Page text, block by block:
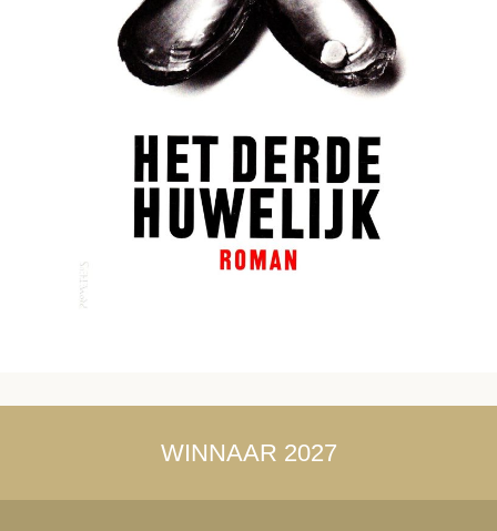
WINNAAR 2027